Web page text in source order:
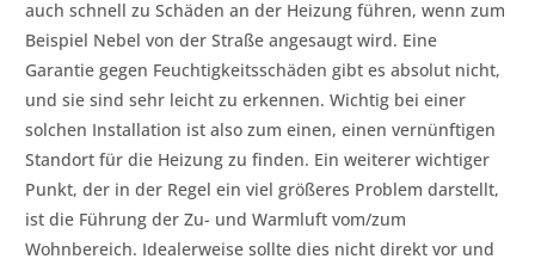
auch schnell zu Schäden an der Heizung führen, wenn zum
Beispiel Nebel von der Straße angesaugt wird. Eine
Garantie gegen Feuchtigkeitsschäden gibt es absolut nicht,
und sie sind sehr leicht zu erkennen. Wichtig bei einer
solchen Installation ist also zum einen, einen vernünftigen
Standort für die Heizung zu finden. Ein weiterer wichtiger
Punkt, der in der Regel ein viel größeres Problem darstellt,
ist die Führung der Zu- und Warmluft vom/zum
Wohnbereich. Idealerweise sollte dies nicht direkt vor und